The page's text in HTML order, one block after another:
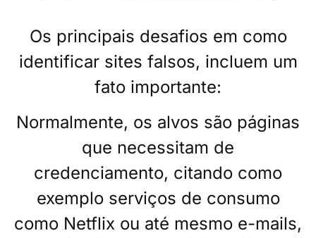
Os principais desafios em como
identificar sites falsos, incluem um
fato importante:
Normalmente, os alvos são páginas
que necessitam de
credenciamento, citando como
exemplo serviços de consumo
como Netflix ou até mesmo e-mails,